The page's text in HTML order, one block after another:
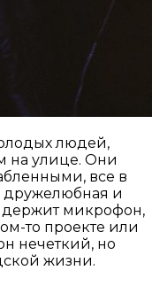
людей,
на улице. Они
все в
дружелюбная и
микрофон,
то проекте или
нечеткий, но
жизни.